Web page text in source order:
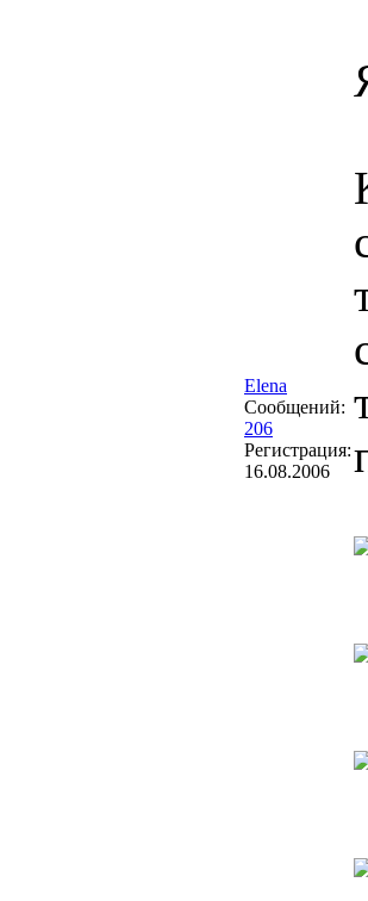
Elena
Сообщений:
206
Регистрация:
16.08.2006